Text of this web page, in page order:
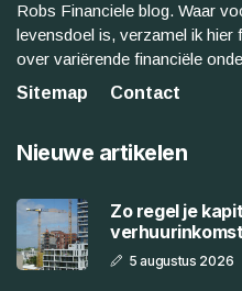
Robs Financiele blog. Waar
levensdoel is, verzamel ik
over variërende financiële
Sitemap
Contact
Nieuwe artikelen
Zo regel je
5 augustus 2026